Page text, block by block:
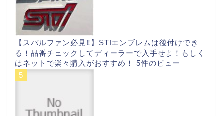
【スバルファン必見‼︎】STIエンブレムは後付けでき
る！品番チェックしてディーラーで入手せよ！もしく
はネットで楽々購入がおすすめ！ 5件のビュー